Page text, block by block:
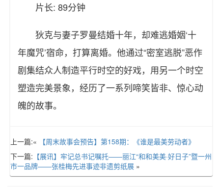
片长: 89分钟
狄克与妻子罗曼结婚十年，却难逃婚姻‘十
年魔咒’宿命，打算离婚。他通过“密室逃脱”恶作
剧集结众人制造平行时空的好戏，用另一个时空
塑造完美景象，经历了一系列啼笑皆非、惊心动
魄的故事。
上一篇:«
【周末故事会预告】第158期：《谁是最美劳动者》
下一篇: 【展讯】牢记总书记嘱托——丽江“和和美美·好日子”暨一州
市一品牌——张桂梅先进事迹非遗剪纸展 »